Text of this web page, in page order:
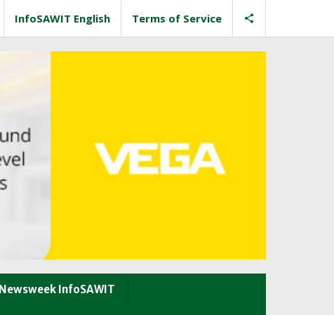
InfoSAWIT English Terms of Service
Newsweek InfoSAWIT